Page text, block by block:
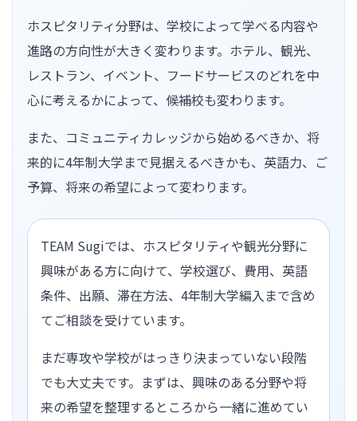
ホスピタリティ分野は、学校によって学べる内容や
進路の方向性が大きく変わります。ホテル、観光、
レストラン、イベント、フードサービスのどれを中
心に考えるかによって、候補校も変わります。
また、コミュニティカレッジから始めるべきか、将
来的に4年制大学まで見据えるべきかも、英語力、ご
予算、将来の希望によって変わります。
TEAM Sugiでは、ホスピタリティや観光分野に
興味がある方に向けて、学校選び、費用、英語
条件、出願、滞在方法、4年制大学編入まで含め
てご相談を受けています。
まだ専攻や学校がはっきり決まっていない段階
でも大丈夫です。まずは、興味のある分野や将
来の希望を整理するところから一緒に進めてい